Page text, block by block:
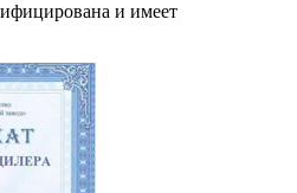
и имеет